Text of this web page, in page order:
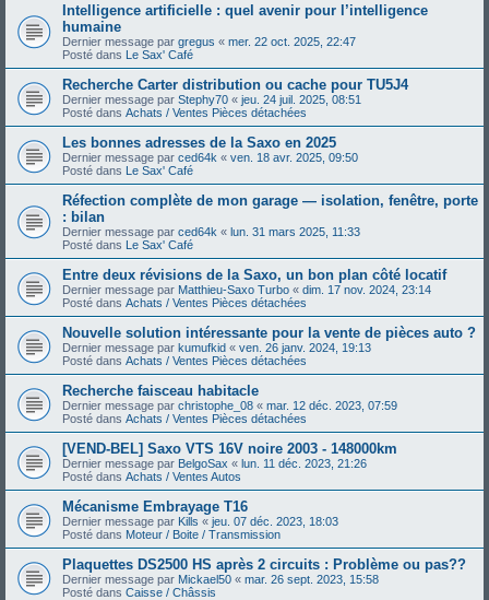
Intelligence artificielle : quel avenir pour l’intelligence
humaine
Dernier message par gregus « mer. 22 oct. 2025, 22:47
Posté dans Le Sax' Café
Recherche Carter distribution ou cache pour TU5J4
Dernier message par Stephy70 « jeu. 24 juil. 2025, 08:51
Posté dans Achats / Ventes Pièces détachées
Les bonnes adresses de la Saxo en 2025
Dernier message par ced64k « ven. 18 avr. 2025, 09:50
Posté dans Le Sax' Café
Réfection complète de mon garage — isolation, fenêtre, porte
: bilan
Dernier message par ced64k « lun. 31 mars 2025, 11:33
Posté dans Le Sax' Café
Entre deux révisions de la Saxo, un bon plan côté locatif
Dernier message par Matthieu-Saxo Turbo « dim. 17 nov. 2024, 23:14
Posté dans Achats / Ventes Pièces détachées
Nouvelle solution intéressante pour la vente de pièces auto ?
Dernier message par kumufkid « ven. 26 janv. 2024, 19:13
Posté dans Achats / Ventes Pièces détachées
Recherche faisceau habitacle
Dernier message par christophe_08 « mar. 12 déc. 2023, 07:59
Posté dans Achats / Ventes Pièces détachées
[VEND-BEL] Saxo VTS 16V noire 2003 - 148000km
Dernier message par BelgoSax « lun. 11 déc. 2023, 21:26
Posté dans Achats / Ventes Autos
Mécanisme Embrayage T16
Dernier message par Kills « jeu. 07 déc. 2023, 18:03
Posté dans Moteur / Boite / Transmission
Plaquettes DS2500 HS après 2 circuits : Problème ou pas??
Dernier message par Mickael50 « mar. 26 sept. 2023, 15:58
Posté dans Caisse / Châssis